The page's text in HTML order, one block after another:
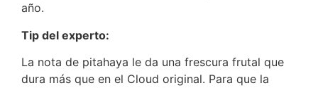
año.
Tip del experto:
La nota de pitahaya le da una frescura frutal que
dura más que en el Cloud original. Para que la